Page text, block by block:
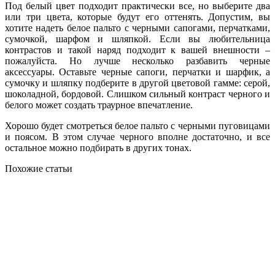
Под белый цвет подходит практически все, но выберите два
или три цвета, которые будут его оттенять. Допустим, вы
хотите надеть белое пальто с черными сапогами, перчатками,
сумочкой, шарфом и шляпкой. Если вы любительница
контрастов и такой наряд подходит к вашей внешности –
пожалуйста. Но лучше несколько разбавить черные
аксессуары. Оставьте черные сапоги, перчатки и шарфик, а
сумочку и шляпку подберите в другой цветовой гамме: серой,
шоколадной, бордовой. Слишком сильный контраст черного и
белого может создать траурное впечатление.
Хорошо будет смотреться белое пальто с черными пуговицами
и поясом. В этом случае черного вполне достаточно, и все
остальное можно подбирать в других тонах.
Похожие статьи